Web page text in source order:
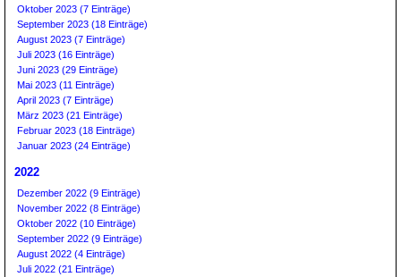
Oktober 2023 (7 Einträge)
September 2023 (18 Einträge)
August 2023 (7 Einträge)
Juli 2023 (16 Einträge)
Juni 2023 (29 Einträge)
Mai 2023 (11 Einträge)
April 2023 (7 Einträge)
März 2023 (21 Einträge)
Februar 2023 (18 Einträge)
Januar 2023 (24 Einträge)
2022
Dezember 2022 (9 Einträge)
November 2022 (8 Einträge)
Oktober 2022 (10 Einträge)
September 2022 (9 Einträge)
August 2022 (4 Einträge)
Juli 2022 (21 Einträge)